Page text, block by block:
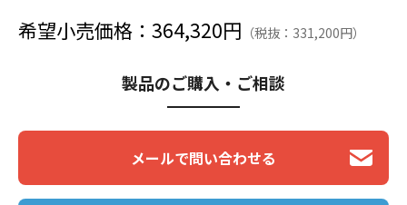
希望小売価格：364,320円 （税抜：331,200円）
製品のご購入・ご相談
メールで問い合わせる